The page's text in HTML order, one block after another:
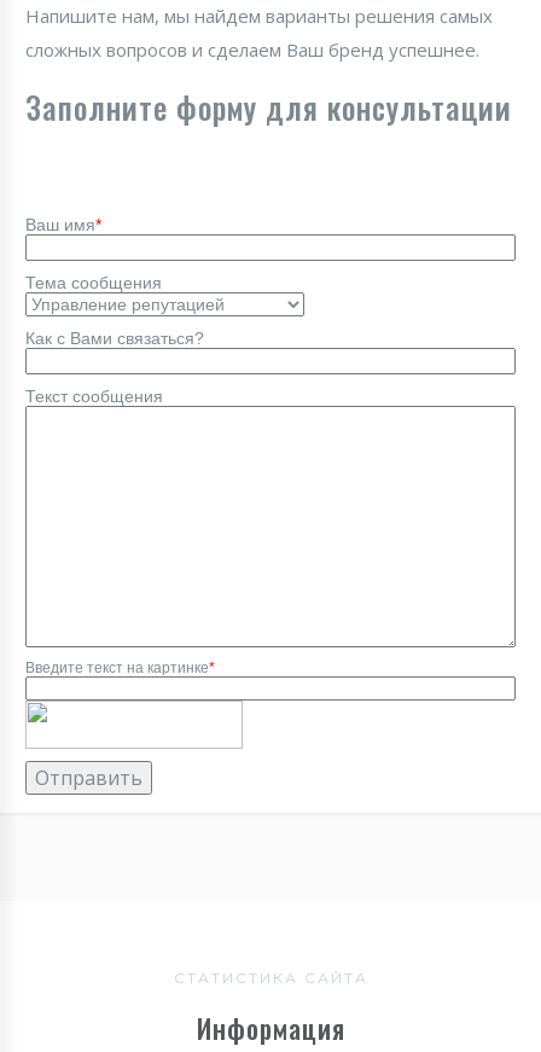
Напишите нам, мы найдем варианты решения самых
сложных вопросов и сделаем Ваш бренд успешнее.
Заполните форму для консультации
Ваш имя*
Тема сообщения
Как с Вами связаться?
Текст сообщения
Введите текст на картинке*
СТАТИСТИКА САЙТА
Информация